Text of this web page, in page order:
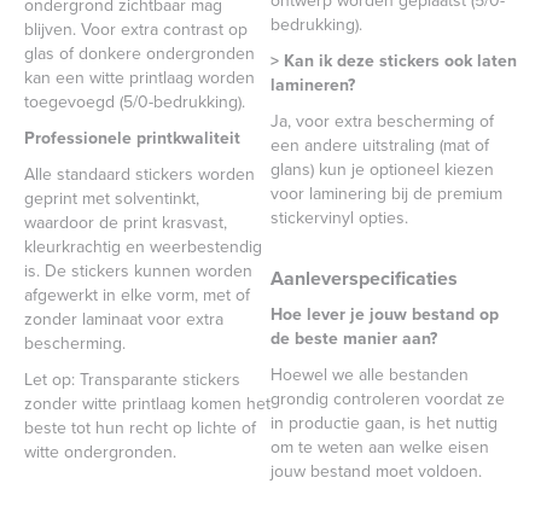
ondergrond zichtbaar mag
blijven. Voor extra contrast op
glas of donkere ondergronden
kan een witte printlaag worden
toegevoegd (5/0-bedrukking).
Professionele printkwaliteit
Alle standaard stickers worden
geprint met solventinkt,
waardoor de print krasvast,
kleurkrachtig en weerbestendig
is. De stickers kunnen worden
afgewerkt in elke vorm, met of
zonder laminaat voor extra
bescherming.
Let op: Transparante stickers
zonder witte printlaag komen het
beste tot hun recht op lichte of
witte ondergronden.
bedrukking).
> Kan ik deze stickers ook laten
lamineren?
Ja, voor extra bescherming of
een andere uitstraling (mat of
glans) kun je optioneel kiezen
voor laminering bij de premium
stickervinyl opties.
Aanleverspecificaties
Hoe lever je jouw bestand op
de beste manier aan?
Hoewel we alle bestanden
grondig controleren voordat ze
in productie gaan, is het nuttig
om te weten aan welke eisen
jouw bestand moet voldoen.